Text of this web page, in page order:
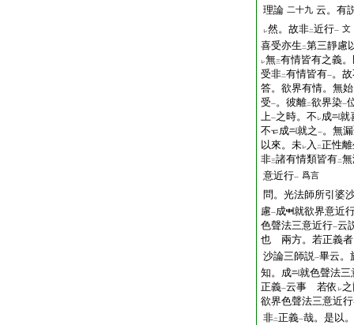
理論 二十九 云。有
レ然。故非二近行一 文
喜受亦生 二第三靜慮
レ無三有情皆有之義
受非二有情皆有一。
答。欲界有情。無
受一。彼離二欲界染一
上一之時。不 レ成
就
不
成 就之 一。無
以來。未レ 入 二正性
非三諸有情類皆有二
意近行一 爲言
問。光法師所引婆
慮一成
就欲界意近
色聲法三意近行一云
也 兩方。若正義
沙論三師説一畢云。
知。成
就色聲法三
正義一云事 若依 レ
欲界色聲法三意近行
非二正義一哉。是以